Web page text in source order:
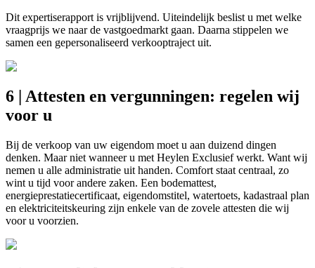
Dit expertiserapport is vrijblijvend. Uiteindelijk beslist u met welke
vraagprijs we naar de vastgoedmarkt gaan. Daarna stippelen we
samen een gepersonaliseerd verkooptraject uit.
6 | Attesten en vergunningen: regelen wij
voor u
Bij de verkoop van uw eigendom moet u aan duizend dingen
denken. Maar niet wanneer u met Heylen Exclusief werkt. Want wij
nemen u alle administratie uit handen. Comfort staat centraal, zo
wint u tijd voor andere zaken. Een bodemattest,
energieprestatiecertificaat, eigendomstitel, watertoets, kadastraal plan
en elektriciteitskeuring zijn enkele van de zovele attesten die wij
voor u voorzien.